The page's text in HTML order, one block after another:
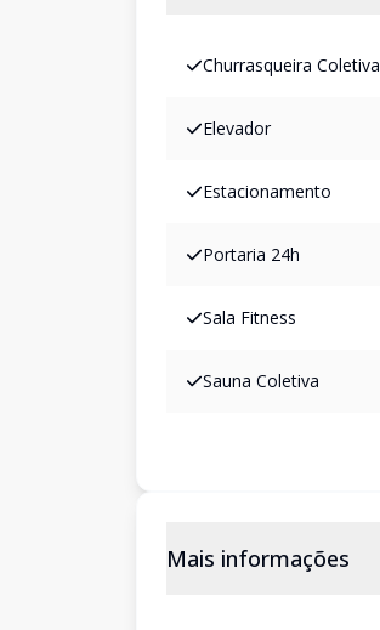
Churrasqueira Coletiva
Elevador
Estacionamento
Portaria 24h
Sala Fitness
Sauna Coletiva
Mais informações